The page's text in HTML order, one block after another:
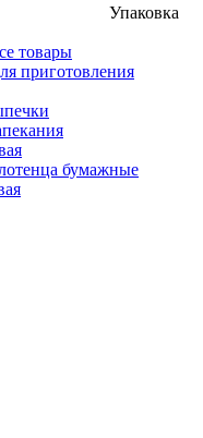
Упаковка
товары
приготовления
бумажные